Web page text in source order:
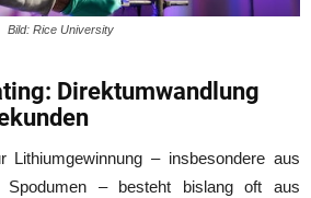
Bild: Rice University
Direktumwandlung
Lithiumgewinnung – insbesondere aus
Spodumen – besteht bislang oft aus